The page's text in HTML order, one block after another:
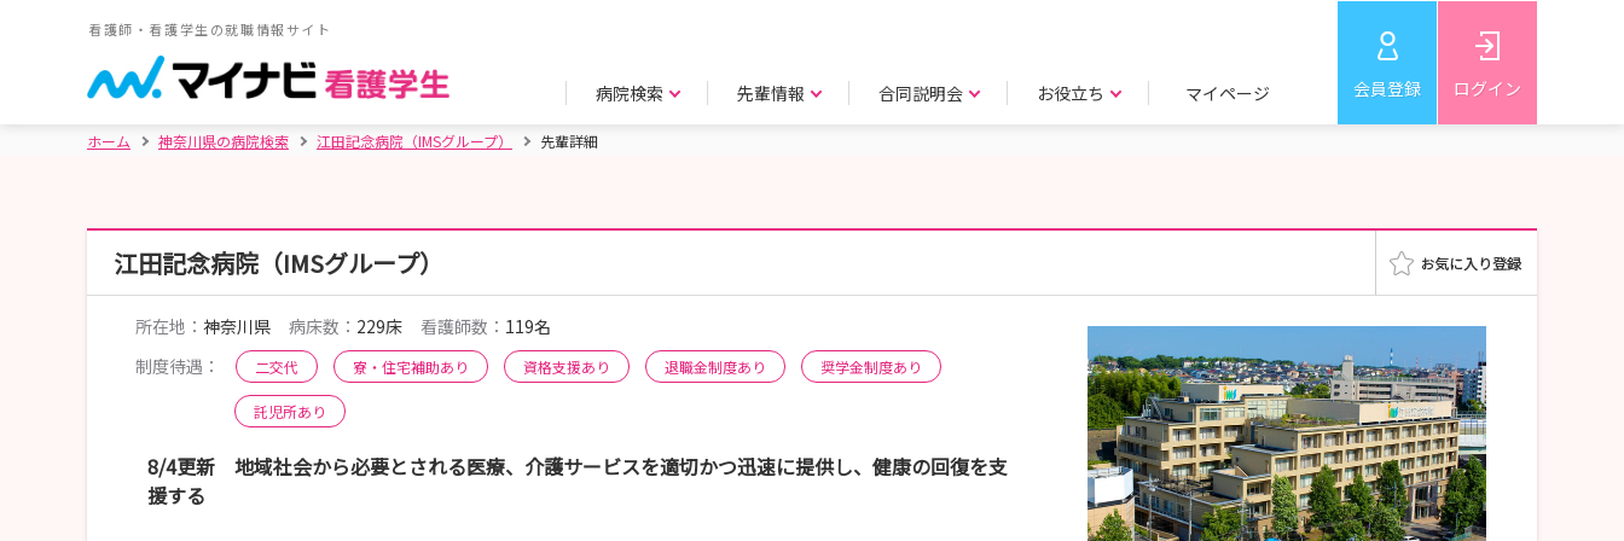
看護師・看護学生の就職情報サイト
病院検索 先輩情報 合同説明会 お役立ち マイページ 会員登録 ログイン
ホーム 神奈川県の病院検索 江田記念病院（IMSグループ） 先輩詳細
江田記念病院（IMSグループ）
所在地： 神奈川県 病床数： 229床 看護師数： 119名
制度待遇：
二交代 寮・住宅補助あり 資格支援あり 退職金制度あり 奨学金制度あり
託児所あり
8/4更新 地域社会から必要とされる医療、介護サービスを適切かつ迅速に提供し、健康の回復を支
援する